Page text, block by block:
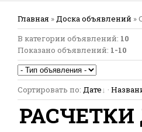
Главная »Доска объявлений »
В категории объявлений: 10
Показано объявлений: 1-10
Сортировать по: Дате ·
РАСЧЕТКИ